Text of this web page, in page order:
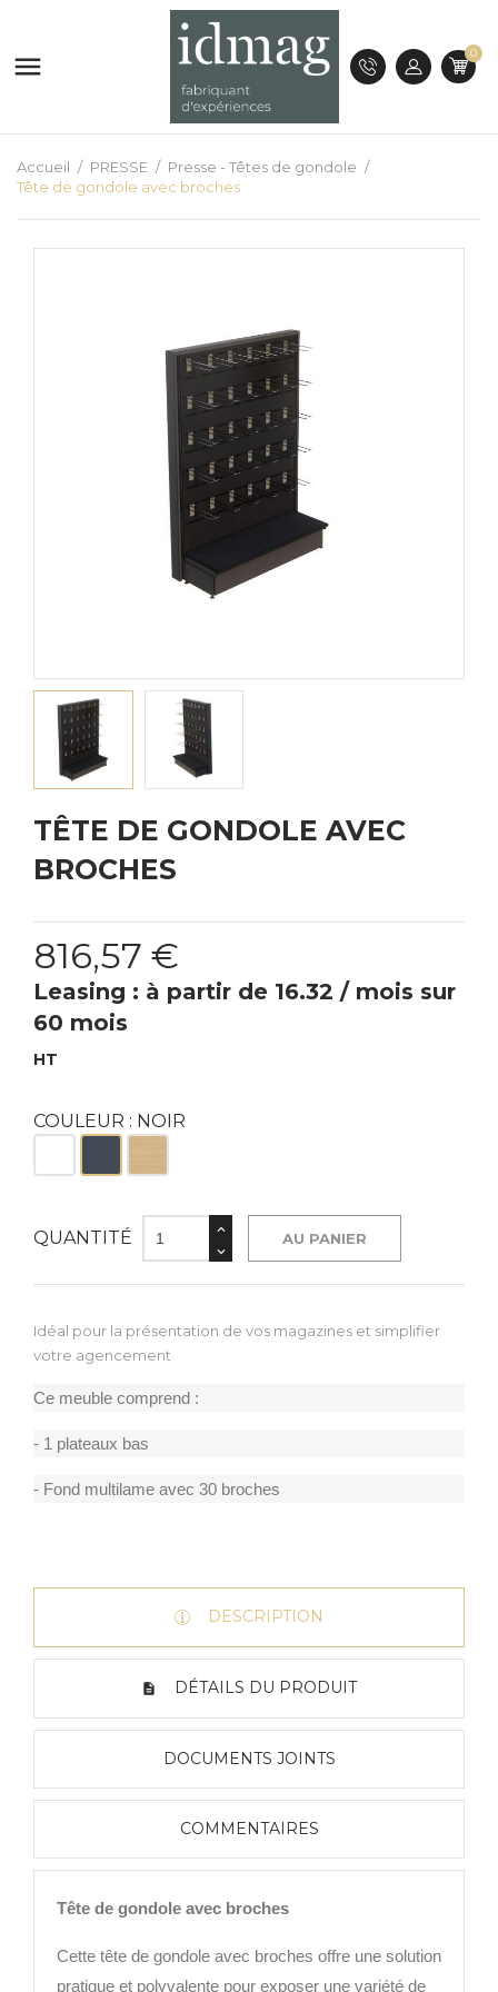
 0
Accueil PRESSE
Presse - Têtes de gondole
Tête de gondole avec broches
TÊTE DE GONDOLE AVEC
BROCHES
816,57 €
Leasing : à partir de 16.32 / mois sur
60 mois
HT
COULEUR : NOIR
QUANTITÉ AU PANIER
Idéal pour la présentation de vos magazines et simplifier
votre agencement
Ce meuble comprend :
- 1 plateaux bas
- Fond multilame avec 30 broches
DESCRIPTION
DÉTAILS DU PRODUIT
DOCUMENTS JOINTS
COMMENTAIRES
Tête de gondole avec broches
Cette tête de gondole avec broches offre une solution
pratique et polyvalente pour exposer une variété de